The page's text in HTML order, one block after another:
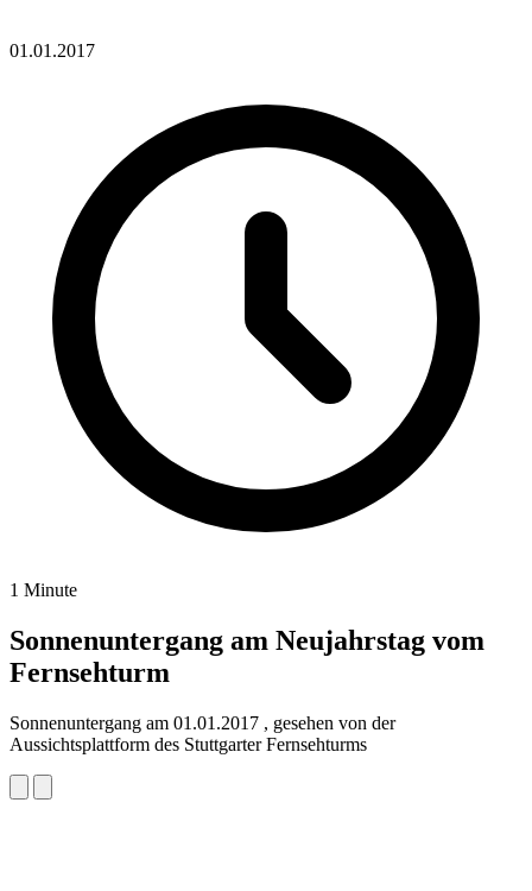
01.01.2017
1 Minute
Sonnenuntergang am Neujahrstag vom
Fernsehturm
Sonnenuntergang am 01.01.2017 , gesehen von der
Aussichtsplattform des Stuttgarter Fernsehturms